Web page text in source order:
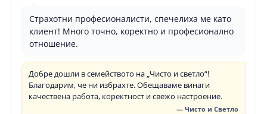
Страхотни професионалисти, спечелиха ме като
клиент! Много точно, коректно и професионално
отношение.
Добре дошли в семейството на „Чисто и светло“!
Благодарим, че ни избрахте. Обещаваме винаги
качествена работа, коректност и свежо настроение.
— Чисто и Светло